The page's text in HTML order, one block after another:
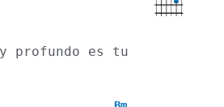
profundo es tu